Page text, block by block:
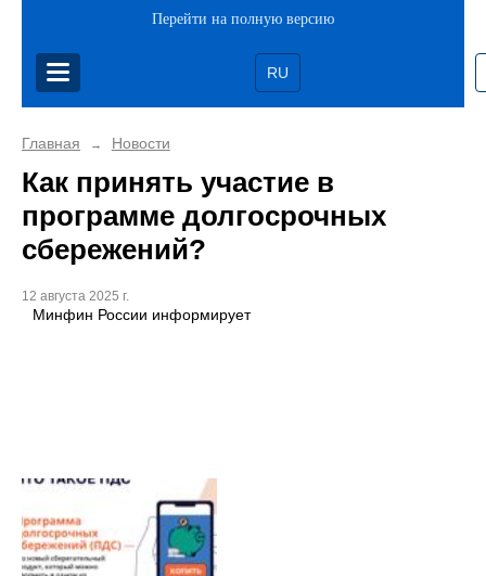
Перейти на полную версию
RU
Главная → Новости
Как принять участие в
программе долгосрочных
сбережений?
12 августа 2025 г.
Минфин России информирует